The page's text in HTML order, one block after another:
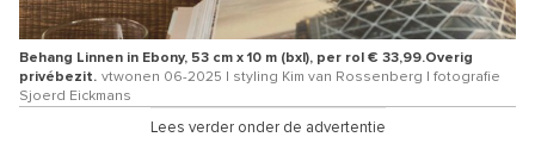
Behang Linnen in Ebony, 53 cm x 10 m (bxl), per rol € 33,99.Overig
privébezit. vtwonen 06-2025 | styling Kim van Rossenberg | fotografie
Sjoerd Eickmans
Lees verder onder de advertentie